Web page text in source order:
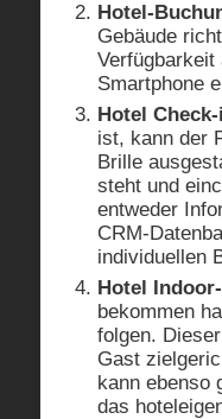
Hotel-
Gebäude
Smartphone
Hotel
ist, kann der
Brille
steht und
entweder
CRM-
individuellen
Hotel
bekommen
folgen.
Gast
kann ebenso
das